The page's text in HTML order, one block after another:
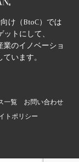
け（BtoC）では
トにして、
業のイノベーショ
います。
一覧
お問い合わせ
トポリシー